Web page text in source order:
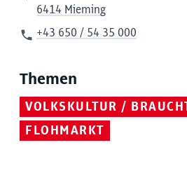
6414 Mieming
+43 650 / 54 35 000
Themen
VOLKSKULTUR /
FLOHMARKT